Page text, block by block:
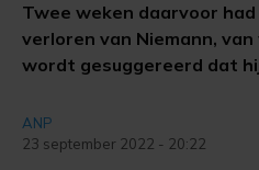
Twee weken daarvoor
verloren van Niemann,
wordt gesuggereerd dat
ANP
23 september 2022 - 20:22